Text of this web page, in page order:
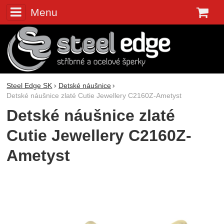
Menu
Steel Edge SK
Detské náušnice
Detské náušnice zlaté Cutie Jewellery C2160Z-Ametyst
Detské náušnice zlaté
Cutie Jewellery C2160Z-
Ametyst